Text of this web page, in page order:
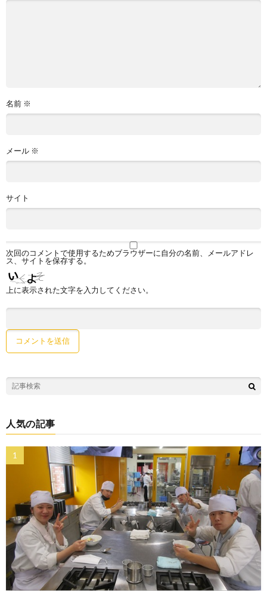
名前 ※
メール ※
サイト
次回のコメントで使用するためブラウザーに自分の名前、メールアドレ
ス、サイトを保存する。
上に表示された文字を入力してください。
人気の記事